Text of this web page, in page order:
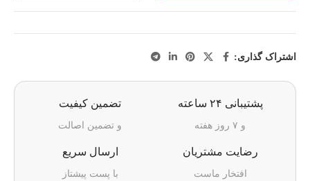
اشتراک گذاری:
پشتیبانی ۲۴ ساعته
و ۷ روز هفته
تضمین کیفیت
و تضمین اصالت
رضایت مشتریان
افتخار ماست
ارسال سریع
با پست پیشتاز